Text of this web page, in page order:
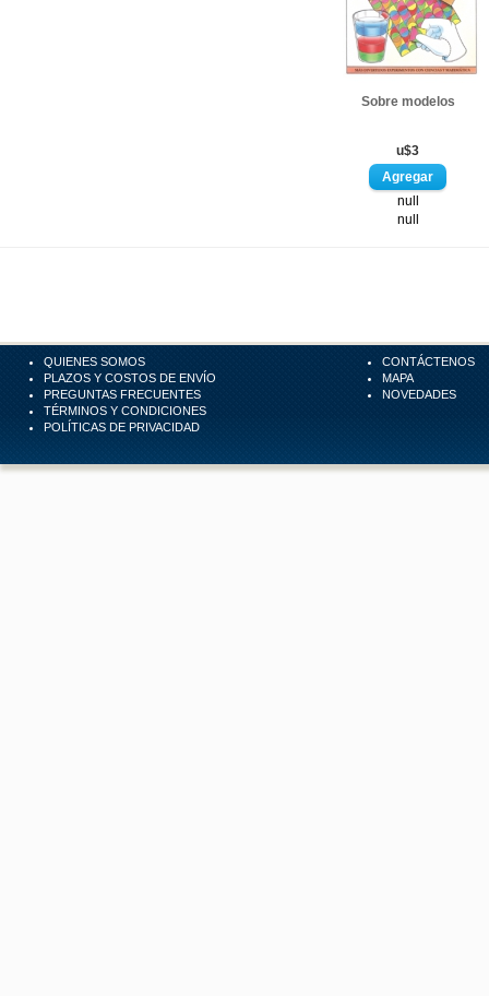
Sobre modelos
u$3
null
null
QUIENES SOMOS
PLAZOS Y COSTOS DE ENVÍO
PREGUNTAS FRECUENTES
TÉRMINOS Y CONDICIONES
POLÍTICAS DE PRIVACIDAD
CONTÁCTENOS
MAPA
NOVEDADES